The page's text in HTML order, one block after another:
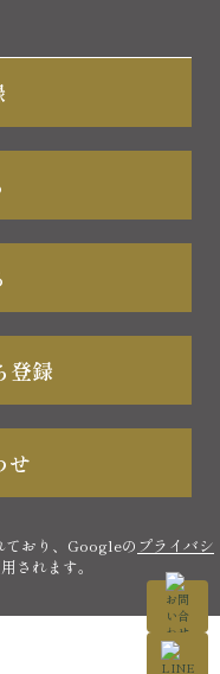
登録
せ
おり、Googleの プライバシ
されます。